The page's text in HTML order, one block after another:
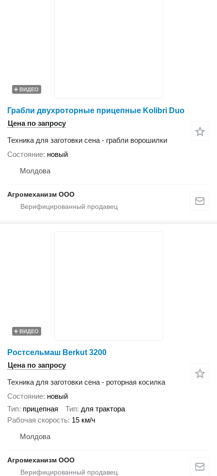
ВИДЕО
Грабли двухроторные прицепные Kolibri Duo
Цена по запросу
Техника для заготовки сена - грабли ворошилки
Состояние новый
Молдова
Агромеханизм ООО
ВИДЕО
Ростсельмаш Berkut 3200
Цена по запросу
Техника для заготовки сена - роторная косилка
Состояние новый
Тип прицепная Тип для трактора
Рабочая скорость 15 км/ч
Молдова
Агромеханизм ООО